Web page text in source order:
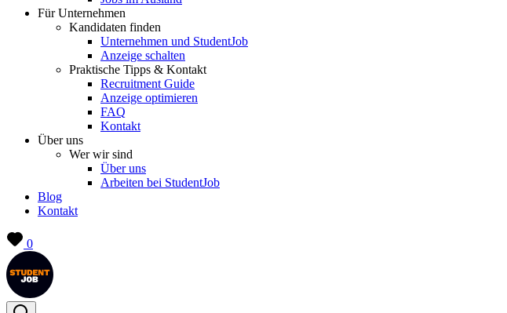
Für Unternehmen
Kandidaten finden
Unternehmen und StudentJob
Anzeige schalten
Praktische Tipps & Kontakt
Recruitment Guide
Anzeige optimieren
FAQ
Kontakt
Über uns
Wer wir sind
Über uns
Arbeiten bei StudentJob
Blog
Kontakt
0